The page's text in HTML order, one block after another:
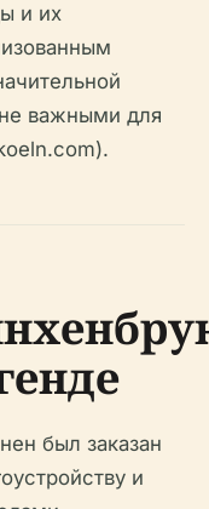
и их
важными для
был заказан
и